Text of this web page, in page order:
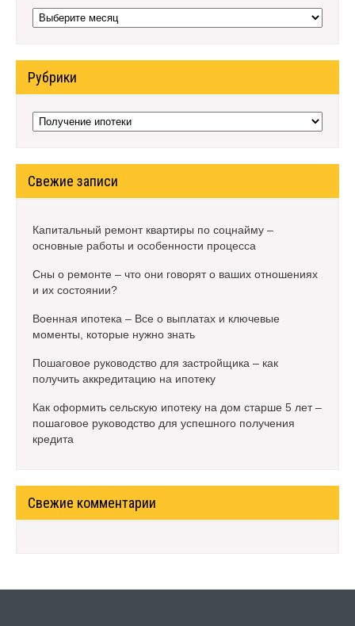
Архивы
Рубрики
Рубрики
Свежие записи
Капитальный ремонт квартиры по соцнайму –
основные работы и особенности процесса
Сны о ремонте – что они говорят о ваших отношениях
и их состоянии?
Военная ипотека – Все о выплатах и ключевые
моменты, которые нужно знать
Пошаговое руководство для застройщика – как
получить аккредитацию на ипотеку
Как оформить сельскую ипотеку на дом старше 5 лет –
пошаговое руководство для успешного получения
кредита
Свежие комментарии